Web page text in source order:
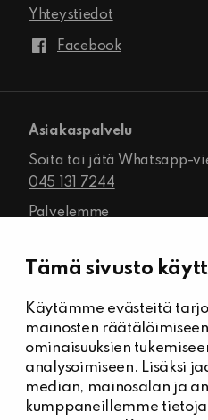
Tämä sivusto
Käytämme evästeitä
mainosten
ominaisuuksien
analysoimiseen. Lisäksi
median, mainosalan ja
kumppaneillemme
Yhteystiedot
Facebook
Asiakaspalvelu
Soita tai jätä Whatsapp-
045 131 7244
Palvelemme
Kiinteistöhuolto
Päivystysnumero,
044 704 7632
Kiinteistönhuollon